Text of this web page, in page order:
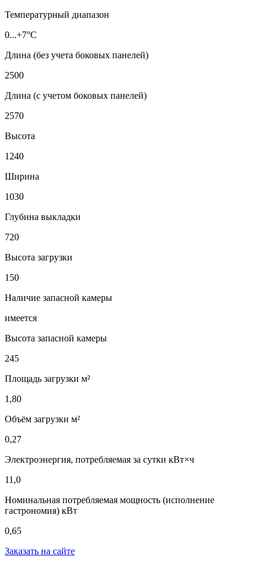
Температурный диапазон
0...+7°C
Длина (без учета боковых панелей)
2500
Длина (с учетом боковых панелей)
2570
Высота
1240
Ширина
1030
Глубина выкладки
720
Высота загрузки
150
Наличие запасной камеры
имеется
Высота запасной камеры
245
Площадь загрузки м²
1,80
Объём загрузки м²
0,27
Электроэнергия, потребляемая за сутки кВт×ч
11,0
Номинальная потребляемая мощность (исполнение
гастрономия) кВт
0,65
Заказать на сайте